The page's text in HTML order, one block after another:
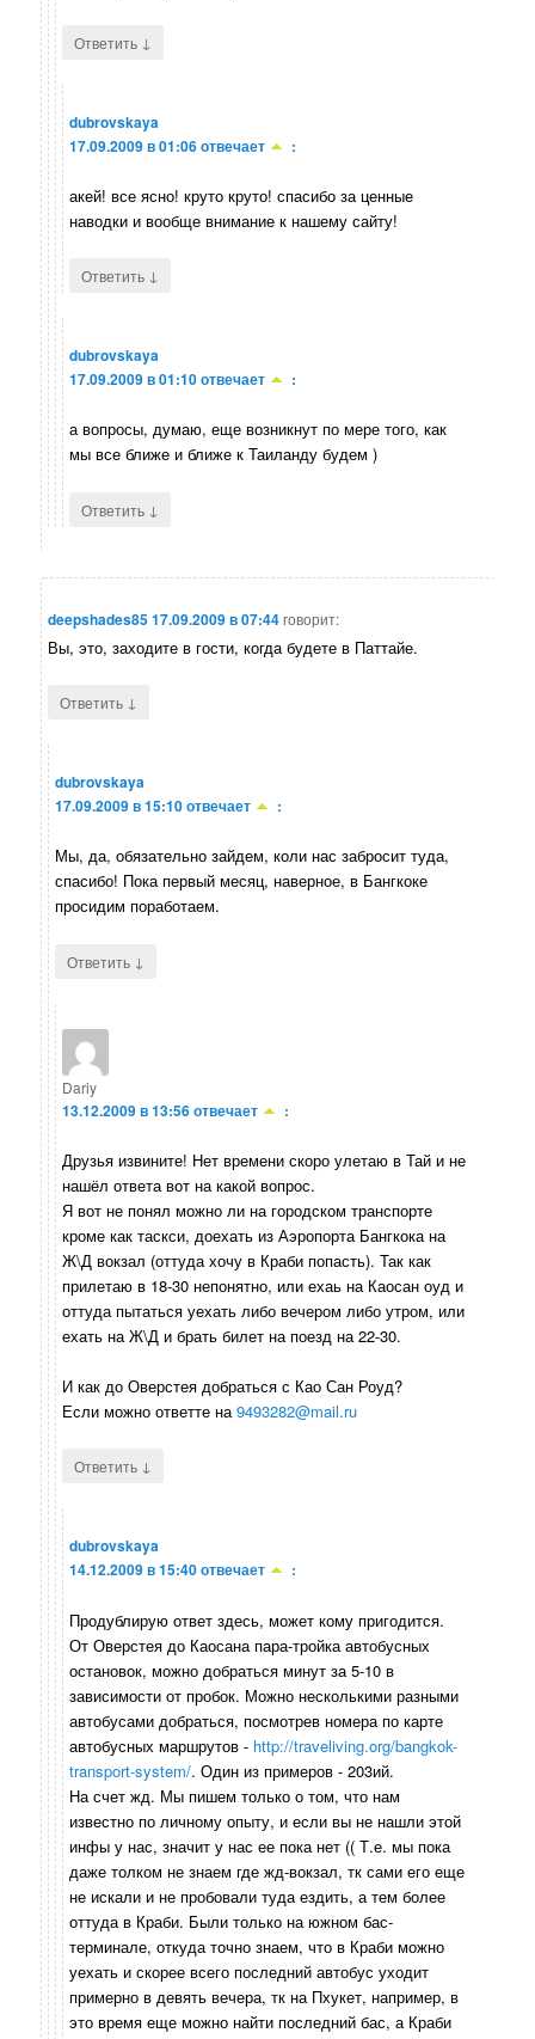
Ответить ↓
dubrovskaya
17.09.2009 в 01:06отвечает :
акей! все ясно! круто круто! спасибо за ценные
наводки и вообще внимание к нашему сайту!
Ответить ↓
dubrovskaya
17.09.2009 в 01:10отвечает :
а вопросы, думаю, еще возникнут по мере того, как
мы все ближе и ближе к Таиланду будем )
Ответить ↓
deepshades8517.09.2009 в 07:44говорит:
Вы, это, заходите в гости, когда будете в Паттайе.
Ответить ↓
dubrovskaya
17.09.2009 в 15:10отвечает :
Мы, да, обязательно зайдем, коли нас забросит туда,
спасибо! Пока первый месяц, наверное, в Бангкоке
просидим поработаем.
Ответить ↓
Dariy
13.12.2009 в 13:56отвечает :
Друзья извините! Нет времени скоро улетаю в Тай и не
нашёл ответа вот на какой вопрос.
Я вот не понял можно ли на городском транспорте
кроме как таскси, доехать из Аэропорта Бангкока на
Ж\Д вокзал (оттуда хочу в Краби попасть). Так как
прилетаю в 18-30 непонятно, или ехаь на Каосан оуд и
оттуда пытаться уехать либо вечером либо утром, или
ехать на Ж\Д и брать билет на поезд на 22-30.
И как до Оверстея добраться с Као Сан Роуд?
Если можно ответте на9493282@mail.ru
Ответить ↓
dubrovskaya
14.12.2009 в 15:40отвечает :
Продублирую ответ здесь, может кому пригодится.
От Оверстея до Каосана пара-тройка автобусных
остановок, можно добраться минут за 5-10 в
зависимости от пробок. Можно несколькими разными
автобусами добраться, посмотрев номера по карте
автобусных маршрутов - http://traveliving.org/bangkok-
transport-system/. Один из примеров - 203ий.
На счет жд. Мы пишем только о том, что нам
известно по личному опыту, и если вы не нашли этой
инфы у нас, значит у нас ее пока нет (( Т.е. мы пока
даже толком не знаем где жд-вокзал, тк сами его еще
не искали и не пробовали туда ездить, а тем более
оттуда в Краби. Были только на южном бас-
терминале, откуда точно знаем, что в Краби можно
уехать и скорее всего последний автобус уходит
примерно в девять вечера, тк на Пхукет, например, в
это время еще можно найти последний бас, а Краби